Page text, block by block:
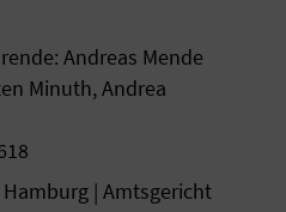
Andreas Mende
Minuth, Andrea
| Amtsgericht